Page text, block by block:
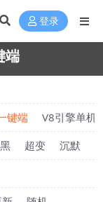
登录
端
键端
V8引擎单机
超变 沉默